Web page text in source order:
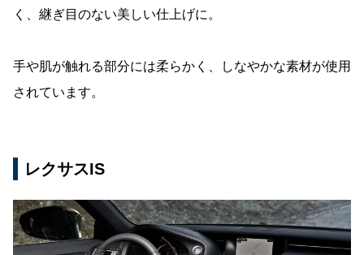
く、継ぎ目のない美しい仕上げに。
手や肌が触れる部分には柔らかく、しなやかな素材が使用
されています。
レクサスIS